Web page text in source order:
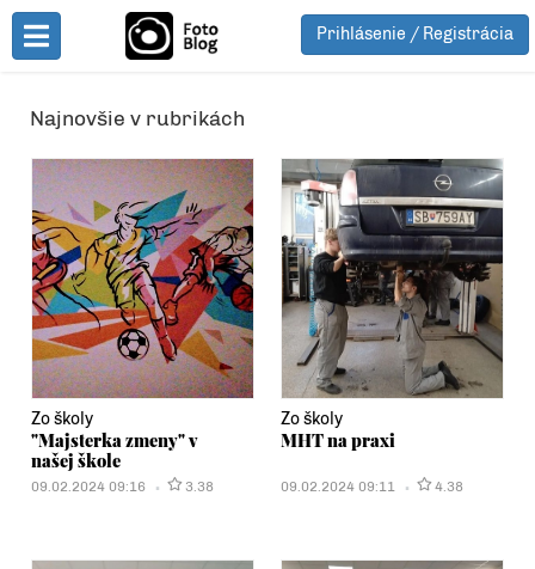
Toggle Menu
Prihlásenie / Registrácia
Najnovšie v rubrikách
Zo školy
"Majsterka zmeny" v
našej škole
09.02.2024 09:16 3.38
Zo školy
MHT na praxi
09.02.2024 09:11 4.38